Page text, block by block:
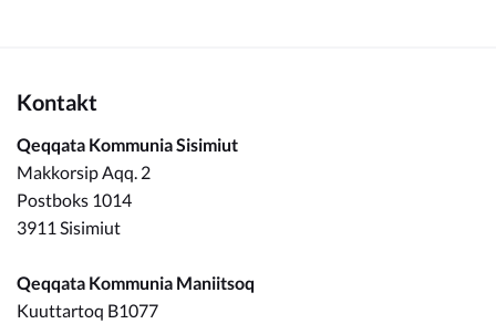
Kontakt
Qeqqata Kommunia Sisimiut
Makkorsip Aqq. 2
Postboks 1014
3911 Sisimiut
Qeqqata Kommunia Maniitsoq
Kuuttartoq B1077